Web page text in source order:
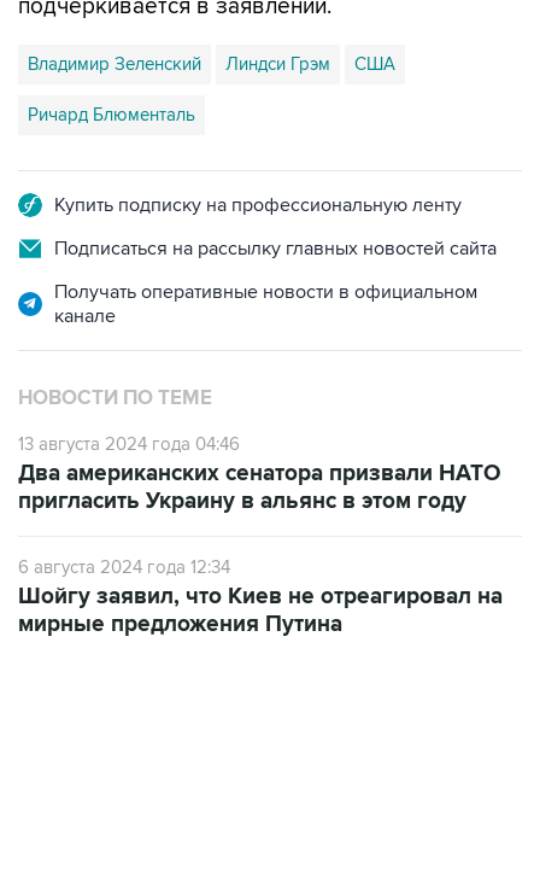
подчеркивается в заявлении.
Владимир Зеленский Линдси Грэм США
Ричард Блюменталь
Купить подписку на профессиональную ленту
Подписаться на рассылку главных новостей сайта
Получать оперативные новости в официальном
канале
НОВОСТИ ПО ТЕМЕ
13 августа 2024 года 04:46
Два американских сенатора призвали НАТО
пригласить Украину в альянс в этом году
6 августа 2024 года 12:34
Шойгу заявил, что Киев не отреагировал на
мирные предложения Путина